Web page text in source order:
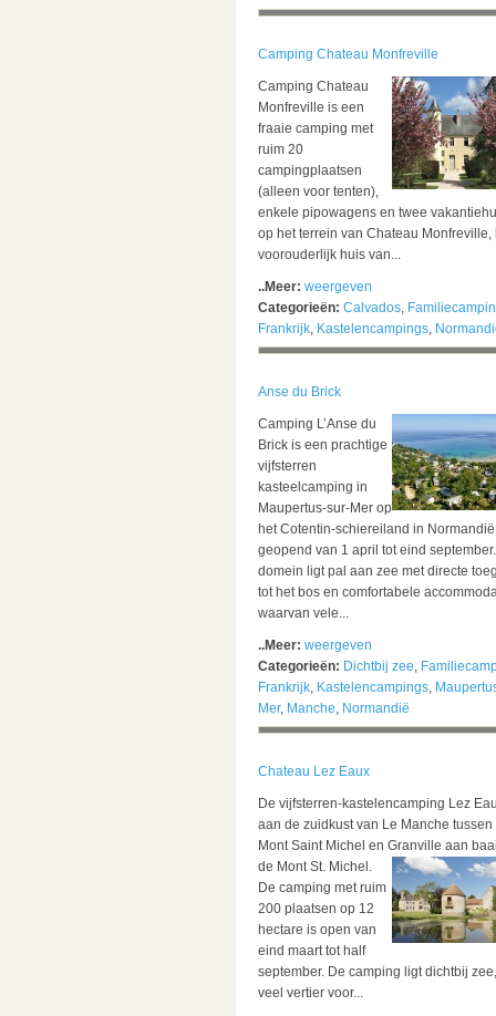
Camping Chateau Monfreville
Camping Chateau
Monfreville is een
fraaie camping met
ruim 20
campingplaatsen
(alleen voor tenten),
enkele pipowagens en twee
op het terrein van Chateau Monfreville,
voorouderlijk huis van...
..Meer: weergeven
Categorieën: Calvados,
Frankrijk, Kastelencampings,
Anse du Brick
Camping L’Anse du
Brick is een prachtige
vijfsterren
kasteelcamping in
Maupertus-sur-Mer op
het Cotentin-schiereiland in
geopend van 1 april tot eind
domein ligt pal aan zee met directe
tot het bos en comfortabele
waarvan vele...
..Meer: weergeven
Categorieën: Dichtbij zee,
Frankrijk, Kastelencampings,
Mer, Manche, Normandië
Chateau Lez Eaux
De vijfsterren-kastelencamping Lez
aan de zuidkust van Le Manche tussen
Mont Saint Michel en Granville aan
de Mont St. Michel.
De camping met ruim
200 plaatsen op 12
hectare is open van
eind maart tot half
september. De camping ligt dichtbij
veel vertier voor...